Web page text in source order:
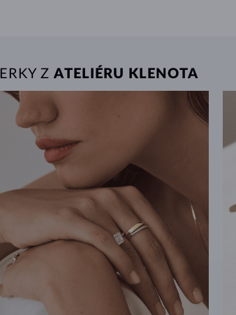
Z ATELIÉRU KLENOTA